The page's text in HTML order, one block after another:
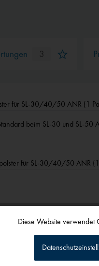
3
für SL-30/40/50 ANR (1
beim SL-30 und SL-50
für SL-30/40/50 ANR
haben sich ebenfalls
Tracking
Diese Website verwendet